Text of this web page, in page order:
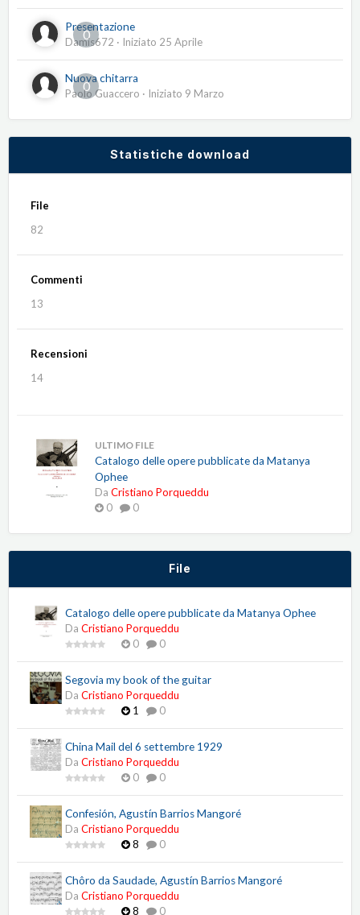
0
Presentazione
Damis672 · Iniziato 25 Aprile
0
Nuova chitarra
Paolo Guaccero · Iniziato 9 Marzo
Statistiche download
File
82
Commenti
13
Recensioni
14
ULTIMO FILE
Catalogo delle opere pubblicate da Matanya
Ophee
Da Cristiano Porqueddu
0
0
File
Catalogo delle opere pubblicate da Matanya Ophee
Da Cristiano Porqueddu
0
0
Segovia my book of the guitar
Da Cristiano Porqueddu
1
0
China Mail del 6 settembre 1929
Da Cristiano Porqueddu
0
0
Confesión, Agustín Barrios Mangoré
Da Cristiano Porqueddu
8
0
Chôro da Saudade, Agustín Barrios Mangoré
Da Cristiano Porqueddu
8
0